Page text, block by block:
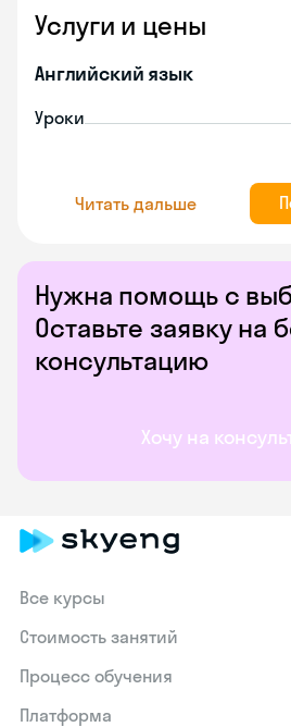
Нужна помощь с
Оставьте заявку на
консультацию
Хочу на
Услуги и цены
Английский язык
Уроки
Читать дальше
Все курсы
Стоимость занятий
Процесс обучения
Платформа